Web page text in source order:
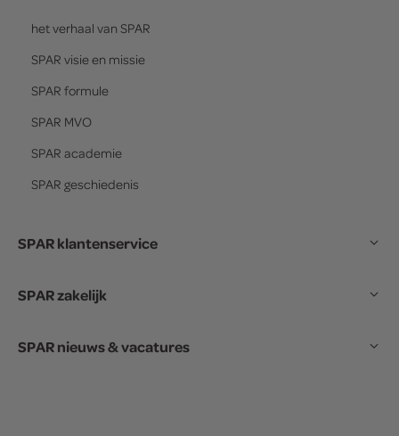
het verhaal van SPAR
SPAR visie en missie
SPAR formule
SPAR MVO
SPAR academie
SPAR geschiedenis
SPAR klantenservice
SPAR zakelijk
SPAR nieuws & vacatures